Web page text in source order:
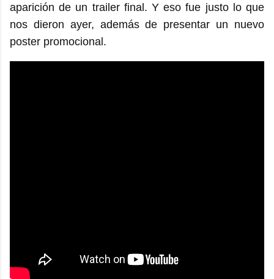
aparición de un trailer final. Y eso fue justo lo que
nos dieron ayer, además de presentar un nuevo
poster promocional.